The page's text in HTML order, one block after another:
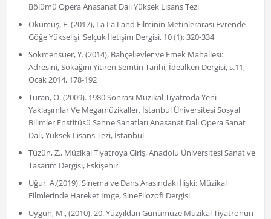
Bölümü Opera Anasanat Dalı Yüksek Lisans Tezi
Okumuş, F. (2017), La La Land Filminin Metinlerarası Evrende
Göğe Yükselişi, Selçuk İletişim Dergisi, 10 (1): 320-334
Sökmensüer, Y. (2014), Bahçelievler ve Emek Mahallesi:
Adresini, Sokağını Yitiren Semtin Tarihi, İdealken Dergisi, s.11,
Ocak 2014, 178-192
Turan, O. (2009). 1980 Sonrası Müzikal Tiyatroda Yeni
Yaklaşımlar Ve Megamüzikaller, İstanbul Üniversitesi Sosyal
Bilimler Enstitüsü Sahne Sanatları Anasanat Dalı Opera Sanat
Dalı, Yüksek Lisans Tezi, İstanbul
Tüzün, Z., Müzikal Tiyatroya Giriş, Anadolu Üniversitesi Sanat ve
Tasarım Dergisi, Eskişehir
Uğur, A.(2019). Sinema ve Dans Arasındaki İlişki: Müzikal
Filmlerinde Hareket İmge, SineFilozofi Dergisi
Uygun, M., (2010). 20. Yüzyıldan Günümüze Müzikal Tiyatronun